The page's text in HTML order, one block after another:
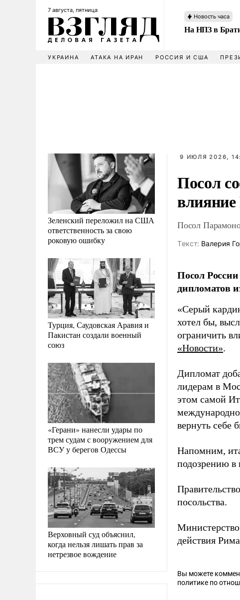
7 августа, пятница
Новость часа
На НПЗ в
УКРАИНА АТАКА НА ИРАН РОССИЯ И США
Зеленский переложил на США
ответственность за свою
роковую ошибку
Турция, Саудовская Аравия и
Пакистан создали военный
союз
«Герани» нанесли удары по
трем судам с вооружением для
ВСУ у берегов Одессы
Верховный суд объяснил,
когда нельзя лишать прав за
нетрезвое вождение
9 ИЮЛЯ 2026,
Посол
Посол
Tекст: Валерия
Посол
дипломатов
«Серый
хотел бы,
ограничить
«Новости».
Дипломат
лидерам в
этом самой
вернуть себе
Напомним,
подозрению
посольства.
действия
Вы можете
политике по